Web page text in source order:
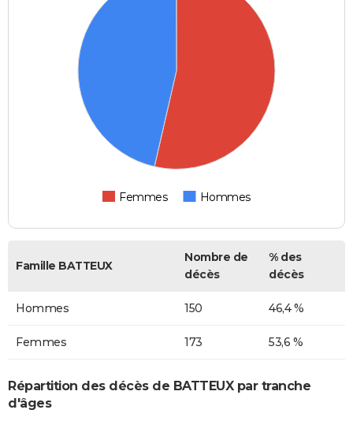
Femmes Hommes
Famille BATTEUX
Nombre de
décès
% des
décès
Hommes 150 46,4 %
Femmes 173 53,6 %
Répartition des décès de BATTEUX par tranche
d'âges